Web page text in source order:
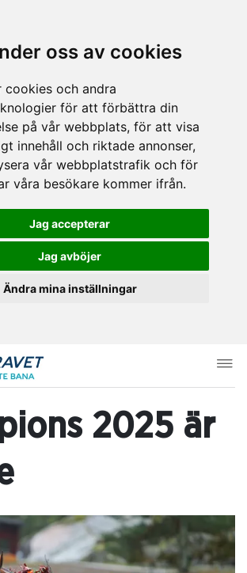
oss av cookies
cookies och andra
för att förbättra din
på vår webbplats, för att visa
innehåll och riktade annonser,
vår webbplatstrafik och för
våra besökare kommer ifrån.
Jag accepterar
Jag avböjer
Ändra mina inställningar
2025 är